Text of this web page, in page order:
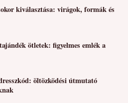
kiválasztása: virágok, formák és
ötletek: figyelmes emlék a
öltözködési útmutató